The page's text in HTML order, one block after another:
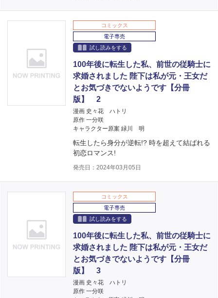
コミックス
電子専売
試し読みをする
100年後に転生した私、前世の従騎士に
求婚されました 陛下は私が元・王女だ
とお気づきでないようです【分冊
版】 2
漫画 史々花 ハトリ
原作 一分咲
キャラクター原案 緑川 明
転生したら身分が逆転!? 時を超えて結ばれる
初恋ロマンス!
発売日：2024年03月05日
コミックス
電子専売
試し読みをする
100年後に転生した私、前世の従騎士に
求婚されました 陛下は私が元・王女だ
とお気づきでないようです【分冊
版】 3
漫画 史々花 ハトリ
原作 一分咲